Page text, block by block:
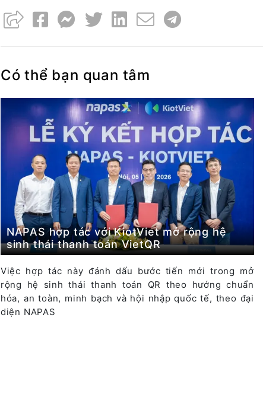
Có thể bạn quan tâm
NAPAS hợp tác với KiotViet mở rộng hệ
sinh thái thanh toán VietQR
Việc hợp tác này đánh dấu bước tiến mới trong mở
rộng hệ sinh thái thanh toán QR theo hướng chuẩn
hóa, an toàn, minh bạch và hội nhập quốc tế, theo đại
diện NAPAS